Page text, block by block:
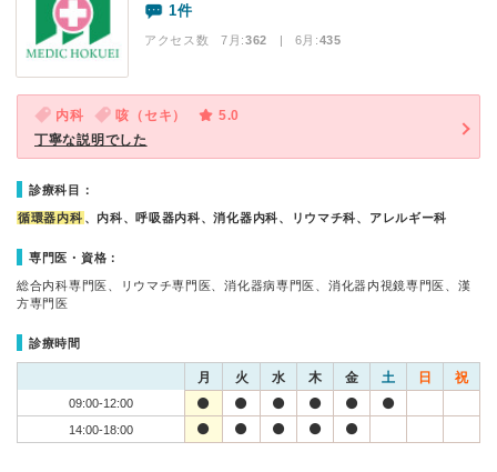
1件
アクセス数 7月:362 | 6月:435
内科 咳（セキ）
5.0
丁寧な説明でした
診療科目：
循環器内科 、内科、呼吸器内科、消化器内科、リウマチ科、アレルギー科
専門医・資格：
総合内科専門医、リウマチ専門医、消化器病専門医、消化器内視鏡専門医、漢
方専門医
診療時間
月 火 水 木 金 土 日 祝
09:00-12:00
14:00-18:00